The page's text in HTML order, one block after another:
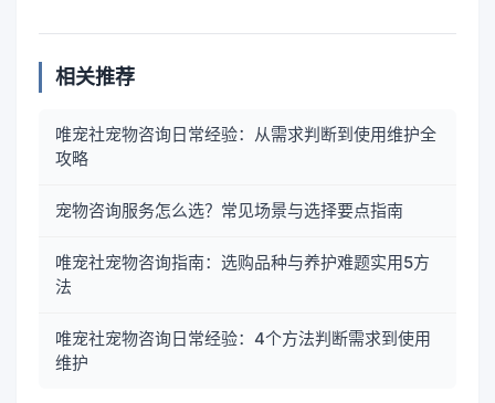
相关推荐
唯宠社宠物咨询日常经验：从需求判断到使用维护全
攻略
宠物咨询服务怎么选？常见场景与选择要点指南
唯宠社宠物咨询指南：选购品种与养护难题实用5方
法
唯宠社宠物咨询日常经验：4个方法判断需求到使用
维护